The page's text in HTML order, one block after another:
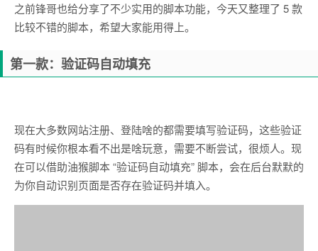
之前锋哥也给分享了不少实用的脚本功能，今天又整理了 5 款
比较不错的脚本，希望大家能用得上。
第一款：验证码自动填充
现在大多数网站注册、登陆啥的都需要填写验证码，这些验证
码有时候你根本看不出是啥玩意，需要不断尝试，很烦人。现
在可以借助油猴脚本 “验证码自动填充” 脚本，会在后台默默的
为你自动识别页面是否存在验证码并填入。